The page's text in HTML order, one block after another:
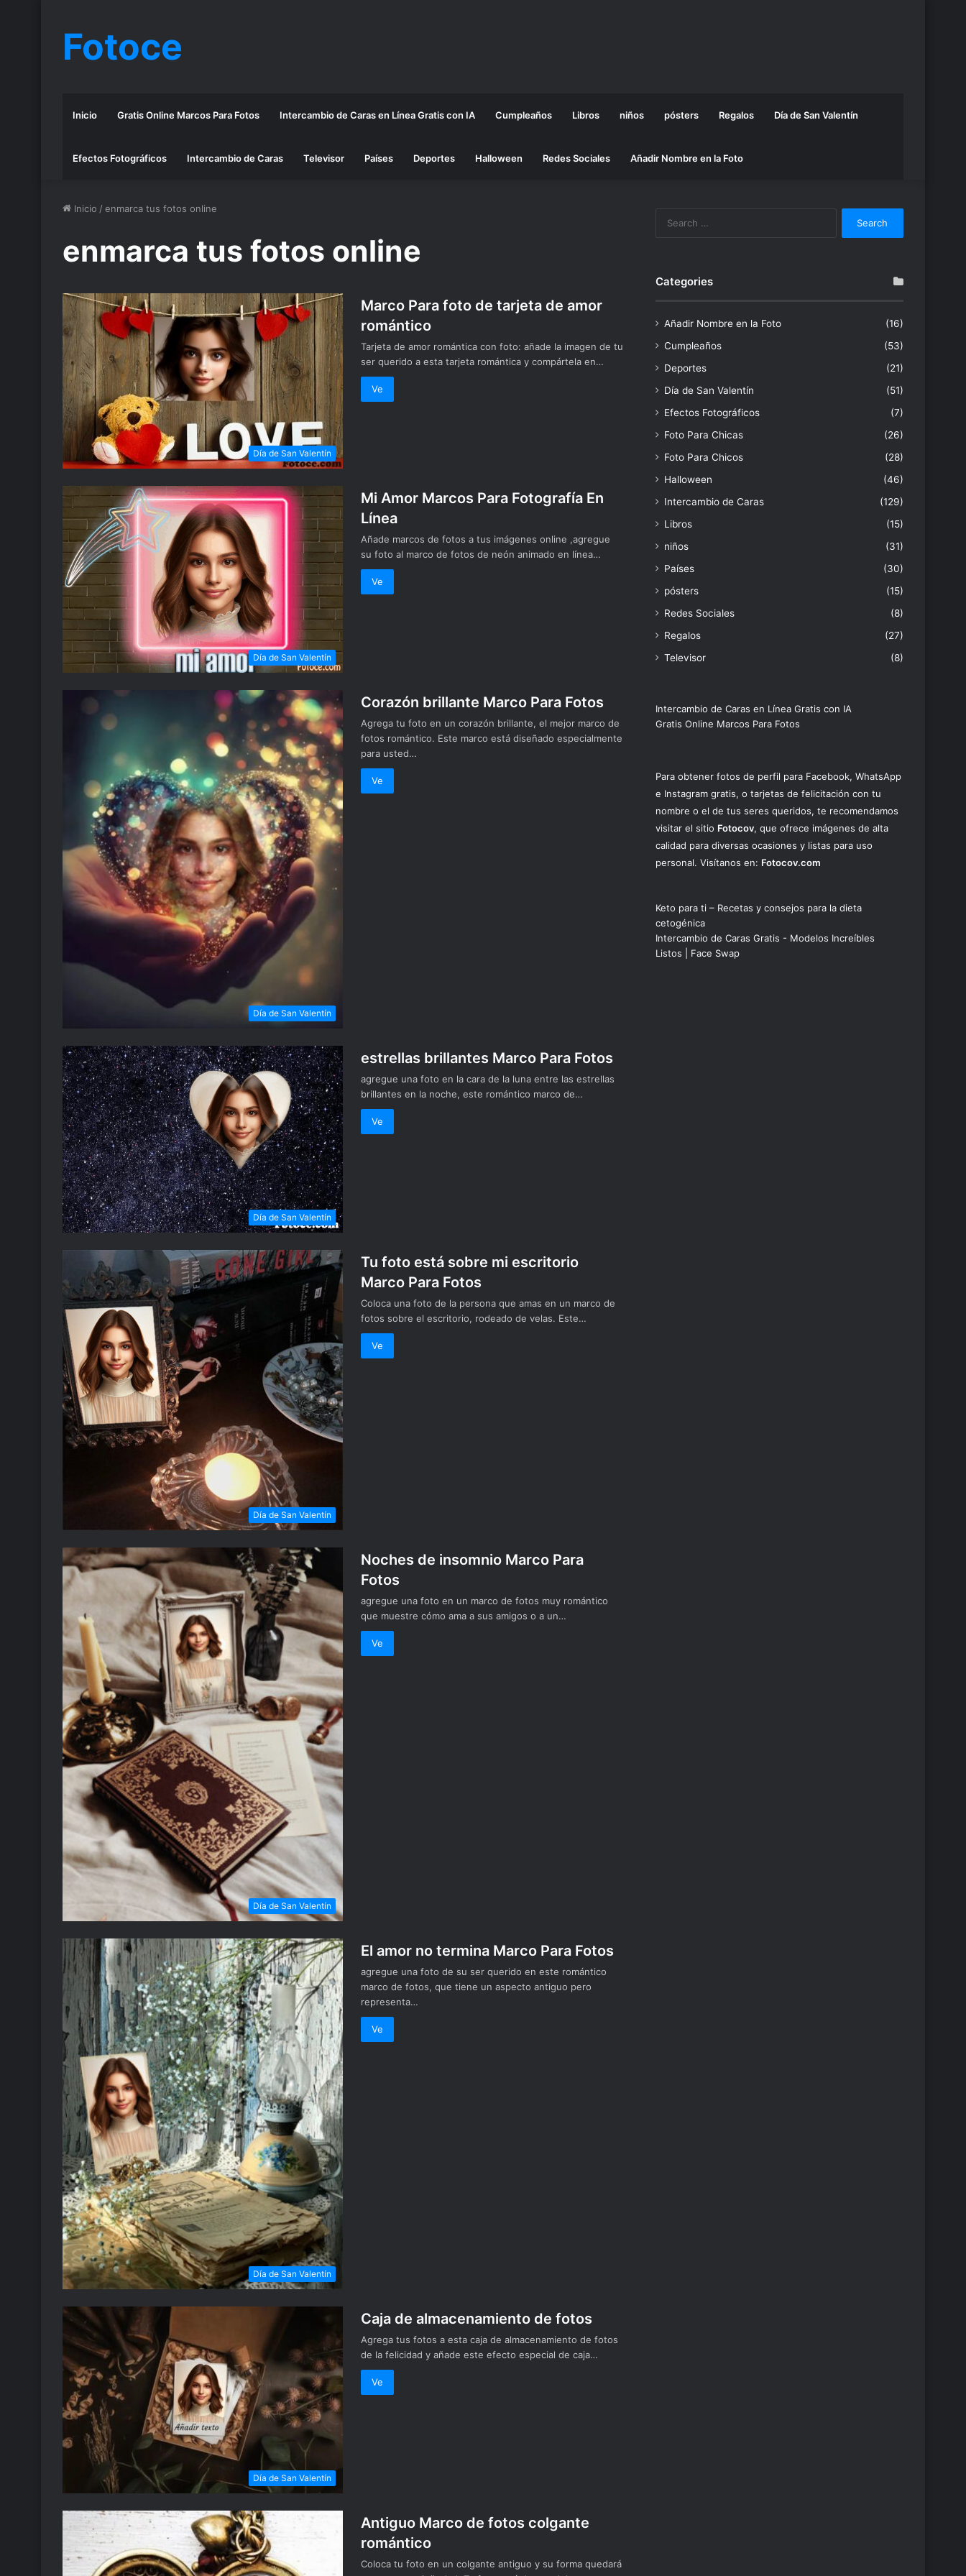
Fotoce
Inicio Gratis Online Marcos Para Fotos Intercambio de Caras en Línea Gratis con IA Cumpleaños Libros niños pósters Regalos Día de San Valentín
Efectos Fotográficos Intercambio de Caras Televisor Países Deportes Halloween Redes Sociales Añadir Nombre en la Foto
Inicio / enmarca tus fotos online
enmarca tus fotos online
Día de San Valentín
Marco Para foto de tarjeta de amor
romántico
Tarjeta de amor romántica con foto: añade la imagen de tu
ser querido a esta tarjeta romántica y compártela en…
Ve
Día de San Valentín
Mi Amor Marcos Para Fotografía En
Línea
Añade marcos de fotos a tus imágenes online ,agregue
su foto al marco de fotos de neón animado en línea…
Ve
Día de San Valentín
Corazón brillante Marco Para Fotos
Agrega tu foto en un corazón brillante, el mejor marco de
fotos romántico. Este marco está diseñado especialmente
para usted…
Ve
Día de San Valentín
estrellas brillantes Marco Para Fotos
agregue una foto en la cara de la luna entre las estrellas
brillantes en la noche, este romántico marco de…
Ve
Día de San Valentín
Tu foto está sobre mi escritorio
Marco Para Fotos
Coloca una foto de la persona que amas en un marco de
fotos sobre el escritorio, rodeado de velas. Este…
Ve
Día de San Valentín
Noches de insomnio Marco Para
Fotos
agregue una foto en un marco de fotos muy romántico
que muestre cómo ama a sus amigos o a un…
Ve
Día de San Valentín
El amor no termina Marco Para Fotos
agregue una foto de su ser querido en este romántico
marco de fotos, que tiene un aspecto antiguo pero
representa…
Ve
Día de San Valentín
Caja de almacenamiento de fotos
Agrega tus fotos a esta caja de almacenamiento de fotos
de la felicidad y añade este efecto especial de caja…
Ve
Antiguo Marco de fotos colgante
romántico
Coloca tu foto en un colgante antiguo y su forma quedará
Categories
Añadir Nombre en la Foto
(16)
Cumpleaños
(53)
Deportes
(21)
Día de San Valentín
(51)
Efectos Fotográficos
(7)
Foto Para Chicas
(26)
Foto Para Chicos
(28)
Halloween
(46)
Intercambio de Caras
(129)
Libros
(15)
niños
(31)
Países
(30)
pósters
(15)
Redes Sociales
(8)
Regalos
(27)
Televisor
(8)
Intercambio de Caras en Línea Gratis con IA
Gratis Online Marcos Para Fotos
Para obtener fotos de perfil para Facebook, WhatsApp
e Instagram gratis, o tarjetas de felicitación con tu
nombre o el de tus seres queridos, te recomendamos
visitar el sitio Fotocov, que ofrece imágenes de alta
calidad para diversas ocasiones y listas para uso
personal. Visítanos en: Fotocov.com
Keto para ti – Recetas y consejos para la dieta
cetogénica
Intercambio de Caras Gratis - Modelos Increíbles
Listos | Face Swap